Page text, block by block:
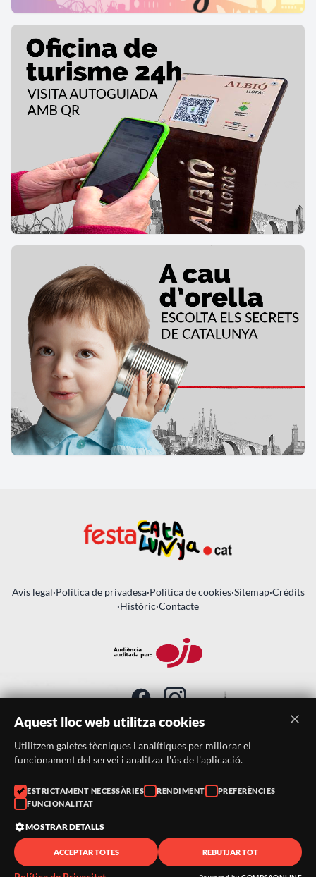
Avís legal·Política de privadesa·Política de cookies·Sitemap·Crèdits
·Històric·Contacte
SUBSCRIU-TE AL BUTLLETÍ
Telèfon:
938046359
Correu:
© 2026 ·FestaCatalunya
— Tots els drets reservats · Web
desenvolupada amb ❤️ perCompsaOnline
Aquest lloc web utilitza cookies
Utilitzem galetes tècniques i analítiques per millorar el
funcionament del servei i analitzar l'ús de l'aplicació.
ESTRICTAMENT NECESSÀRIES RENDIMENT
PREFERÈNCIES
FUNCIONALITAT
MOSTRAR DETALLS
ACCEPTAR TOTES REBUTJAR TOT